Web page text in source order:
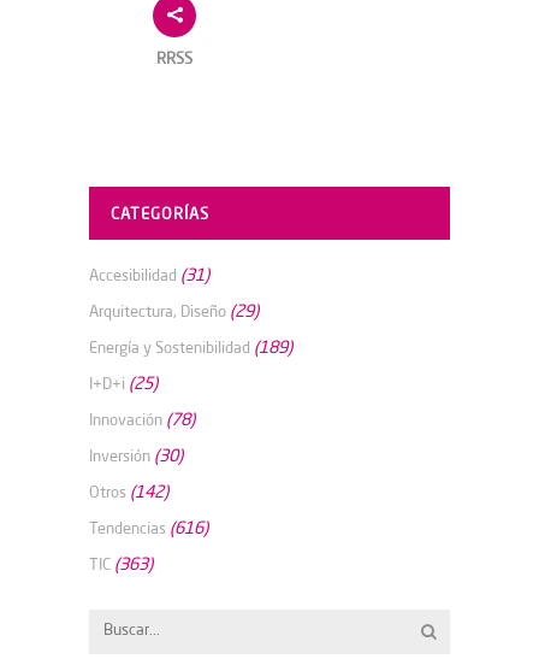
RRSS
CATEGORÍAS
Accesibilidad (31)
Arquitectura, Diseño (29)
Energía y Sostenibilidad (189)
I+D+i (25)
Innovación (78)
Inversión (30)
Otros (142)
Tendencias (616)
TIC (363)